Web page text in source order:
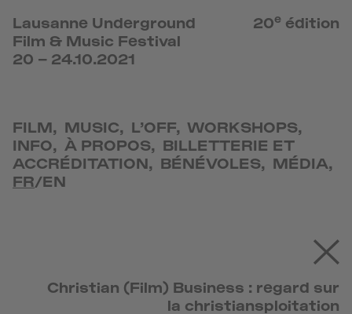
Lausanne Underground
Film & Music Festival
20eédition
20 – 24.10.2021
FILM, MUSIC, L’OFF, WORKSHOPS,
INFO, À PROPOS, BILLETTERIE ET
ACCRÉDITATION, BÉNÉVOLES, MÉDIA,
FR/EN
Christian (Film) Business : regard sur
la christiansploitation